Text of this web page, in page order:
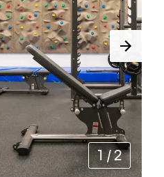
1 /2